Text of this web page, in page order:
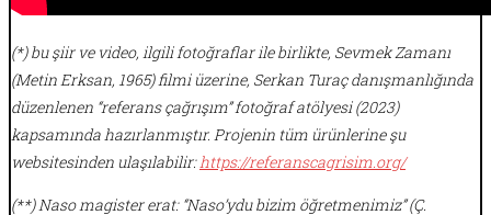
(*)bu şiir ve video, ilgili fotoğraflar ile birlikte, Sevmek Zamanı
(Metin Erksan, 1965)filmi üzerine, Serkan Turaç danışmanlığında
düzenlenen “referans çağrışım” fotoğraf atölyesi (2023)
kapsamında hazırlanmıştır. Projenin tüm ürünlerine şu
websitesinden ulaşılabilir:https://referanscagrisim.org/
(**) Naso magister erat: “Naso’ydu bizim öğretmenimiz” (Ç.